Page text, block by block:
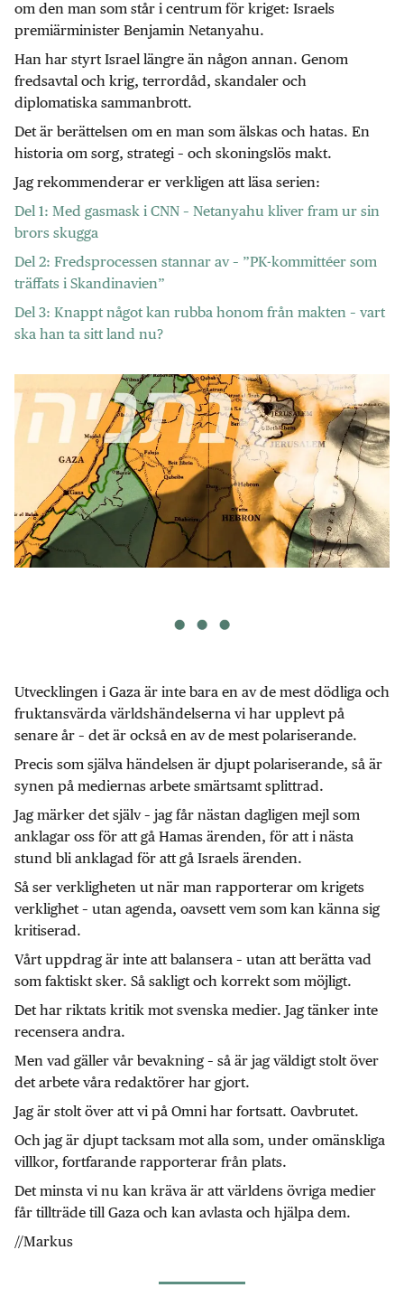
om den man som står i centrum för kriget: Israels
premiärminister Benjamin Netanyahu.
Han har styrt Israel längre än någon annan. Genom
fredsavtal och krig, terrordåd, skandaler och
diplomatiska sammanbrott.
Det är berättelsen om en man som älskas och hatas. En
historia om sorg, strategi – och skoningslös makt.
Jag rekommenderar er verkligen att läsa serien:
Del 1: Med gasmask i CNN – Netanyahu kliver fram ur sin
brors skugga
Del 2: Fredsprocessen stannar av – ”PK-kommittéer som
träffats i Skandinavien”
Del 3: Knappt något kan rubba honom från makten – vart
ska han ta sitt land nu?
Utvecklingen i Gaza är inte bara en av de mest dödliga och
fruktansvärda världshändelserna vi har upplevt på
senare år – det är också en av de mest polariserande.
Precis som själva händelsen är djupt polariserande, så är
synen på mediernas arbete smärtsamt splittrad.
Jag märker det själv – jag får nästan dagligen mejl som
anklagar oss för att gå Hamas ärenden, för att i nästa
stund bli anklagad för att gå Israels ärenden.
Så ser verkligheten ut när man rapporterar om krigets
verklighet – utan agenda, oavsett vem som kan känna sig
kritiserad.
Vårt uppdrag är inte att balansera – utan att berätta vad
som faktiskt sker. Så sakligt och korrekt som möjligt.
Det har riktats kritik mot svenska medier. Jag tänker inte
recensera andra.
Men vad gäller vår bevakning – så är jag väldigt stolt över
det arbete våra redaktörer har gjort.
Jag är stolt över att vi på Omni har fortsatt. Oavbrutet.
Och jag är djupt tacksam mot alla som, under omänskliga
villkor, fortfarande rapporterar från plats.
Det minsta vi nu kan kräva är att världens övriga medier
får tillträde till Gaza och kan avlasta och hjälpa dem.
//Markus